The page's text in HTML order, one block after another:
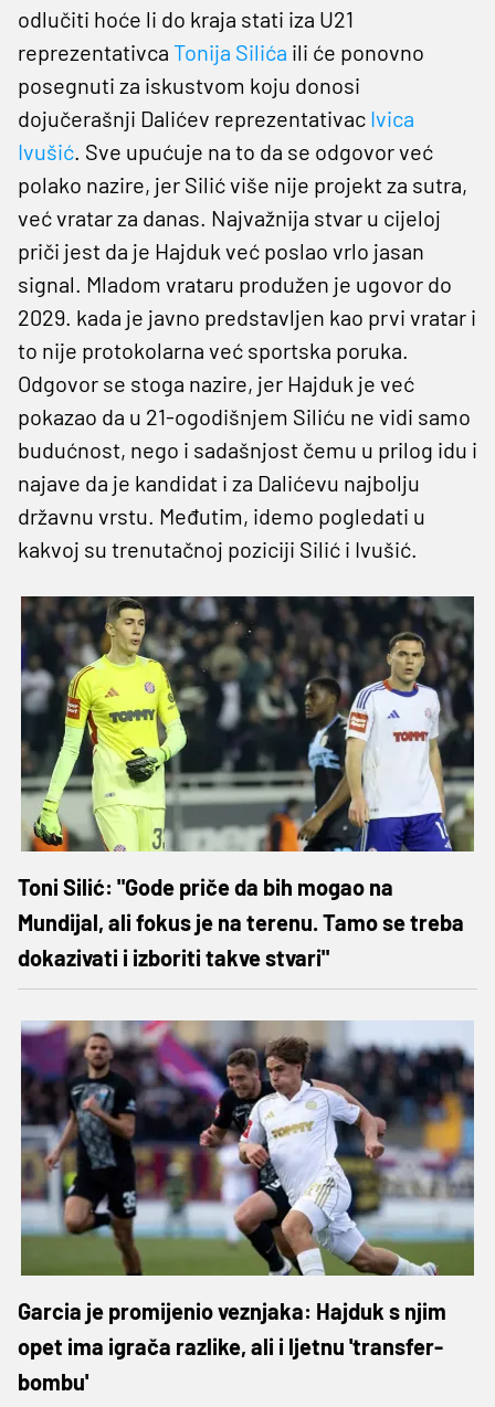
odlučiti hoće li do kraja stati iza U21
reprezentativca Tonija Silića ili će ponovno
posegnuti za iskustvom koju donosi
dojučerašnji Dalićev reprezentativac Ivica
Ivušić. Sve upućuje na to da se odgovor već
polako nazire, jer Silić više nije projekt za sutra,
već vratar za danas. Najvažnija stvar u cijeloj
priči jest da je Hajduk već poslao vrlo jasan
signal. Mladom vrataru produžen je ugovor do
2029. kada je javno predstavljen kao prvi vratar i
to nije protokolarna već sportska poruka.
Odgovor se stoga nazire, jer Hajduk je već
pokazao da u 21-ogodišnjem Siliću ne vidi samo
budućnost, nego i sadašnjost čemu u prilog idu i
najave da je kandidat i za Dalićevu najbolju
državnu vrstu. Međutim, idemo pogledati u
kakvoj su trenutačnoj poziciji Silić i Ivušić.
Toni Silić: "Gode priče da bih mogao na
Mundijal, ali fokus je na terenu. Tamo se treba
dokazivati i izboriti takve stvari"
Garcia je promijenio veznjaka: Hajduk s njim
opet ima igrača razlike, ali i ljetnu 'transfer-
bombu'